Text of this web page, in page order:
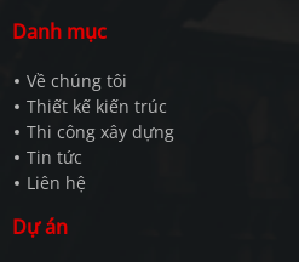
Danh mục
Về chúng tôi
Thiết kế kiến trúc
Thi công xây dựng
Tin tức
Liên hệ
Dự án